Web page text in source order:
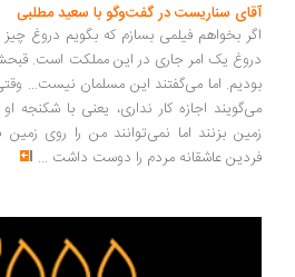
سناریست در گفت‌وگو با سعید مطلبی
بخواهم فیلمی بسازم که بگویم دروغ چیز بدی
یک امر جاری در این مملکت است. قبحش از
اما می‌گفتند این مسلمان نیست... وقتی به
اجازه کار نداری، یعنی با شکنجه او را
بزنند اما نمی‌توانند من را روی زمین نگه
عاشقانه مردم را دوست داشت ...